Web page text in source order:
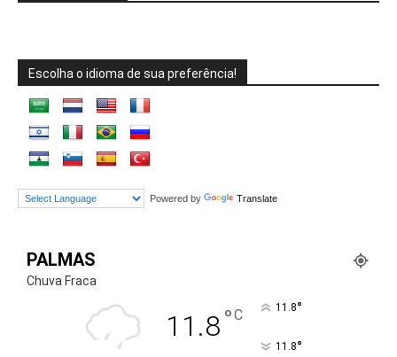
Escolha o idioma de sua preferência!
Powered by Translate
PALMAS
Chuva Fraca
11.8°C 11.8°
11.8°